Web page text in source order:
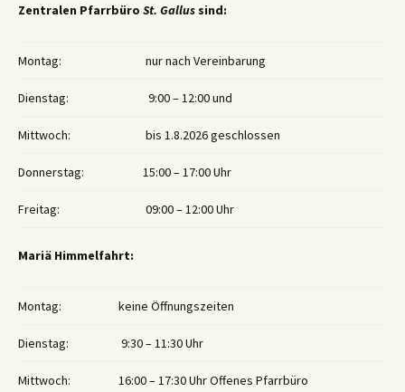
Zentralen Pfarrbüro St. Gallus sind:
Montag: nur nach Vereinbarung
Dienstag: 9:00 – 12:00 und
Mittwoch: bis 1.8.2026 geschlossen
Donnerstag: 15:00 – 17:00 Uhr
Freitag: 09:00 – 12:00 Uhr
Mariä Himmelfahrt:
Montag: keine Öffnungszeiten
Dienstag: 9:30 – 11:30 Uhr
Mittwoch: 16:00 – 17:30 Uhr Offenes Pfarrbüro